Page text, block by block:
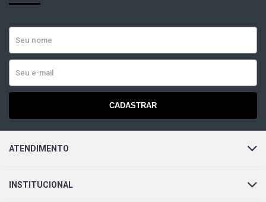
CADASTRAR
ATENDIMENTO
INSTITUCIONAL